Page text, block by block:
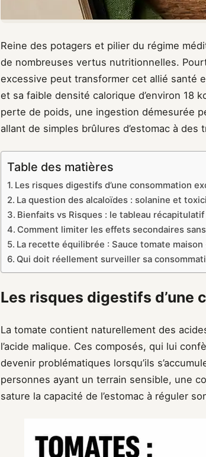
Reine des potagers et pilier du régime
de nombreuses vertus nutritionnelles.
excessive peut transformer cet allié santé
et sa faible densité calorique d’environ 18
perte de poids, une ingestion démesurée
allant de simples brûlures d’estomac à
Table des matières
Les risques digestifs d’une consommation
La question des alcaloïdes : solanine et
Bienfaits vs Risques : le tableau récapitulatif
Comment limiter les effets secondaires
La recette équilibrée : Sauce tomate
Qui doit réellement surveiller sa
Les risques digestifs d’une
La tomate contient naturellement des
l’acide malique. Ces composés, qui lui
devenir problématiques lorsqu’ils
personnes ayant un terrain sensible, une
sature la capacité de l’estomac à réguler